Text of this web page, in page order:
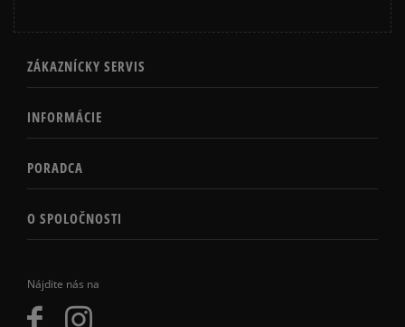
Nájdite nás na
ZÁKAZNÍCKY SERVIS
INFORMÁCIE
PORADCA
O SPOLOČNOSTI